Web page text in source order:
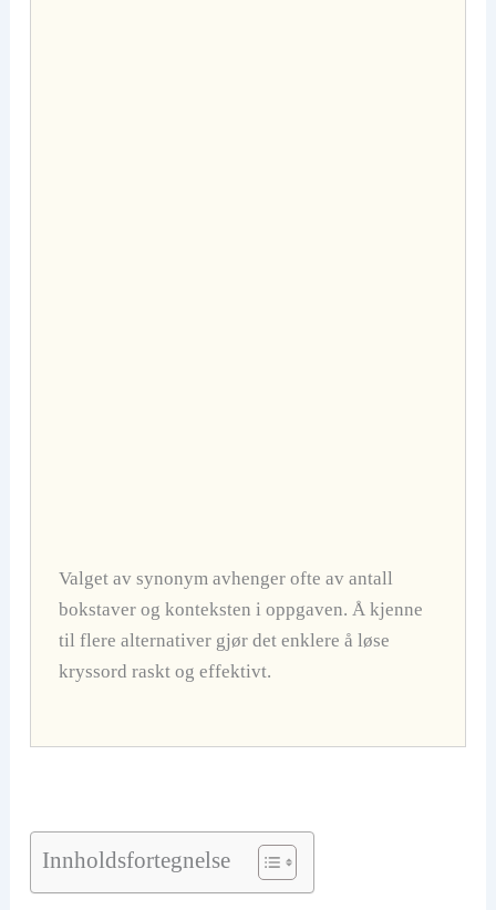
Valget av synonym avhenger ofte av antall
bokstaver og konteksten i oppgaven. Å kjenne
til flere alternativer gjør det enklere å løse
kryssord raskt og effektivt.
Innholdsfortegnelse